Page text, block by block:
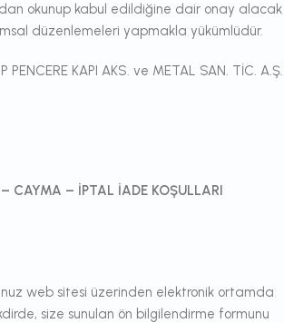
okunup kabul edildiğine dair onay alacak
düzenlemeleri yapmakla yükümlüdür.
PENCERE KAPI AKS. ve METAL SAN. TİC. A.Ş.
CAYMA – İPTAL İADE KOŞULLARI
web sitesi üzerinden elektronik ortamda
size sunulan ön bilgilendirme formunu